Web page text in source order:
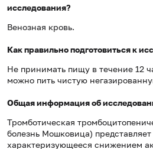
исследования?
Венозная кровь.
Как правильно подготовиться к
Не принимать пищу в течение 12
можно пить чистую
Общая информация об
Тромботическая
болезнь Мошковица)
характеризующееся снижением